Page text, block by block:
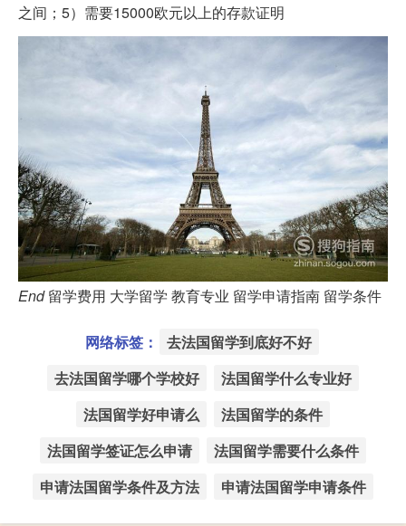
之间；5）需要15000欧元以上的存款证明
End 留学费用 大学留学 教育专业 留学申请指南 留学条件
网络标签：
去法国留学到底好不好
去法国留学哪个学校好
法国留学什么专业好
法国留学好申请么
法国留学的条件
法国留学签证怎么申请
法国留学需要什么条件
申请法国留学条件及方法
申请法国留学申请条件